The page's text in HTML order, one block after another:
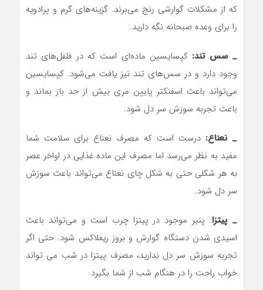
که از مشکلات گوارشی رنج می‌برند. گزینه‌های گرم و پرادویه
را برای وعده صبحانه نگه دارید.
_ سس تند: کپسایسین ماده‌ای است که در فلفل‌های تند
وجود دارد و در سس‌های تند نیز یافت می‌شود. کپسایسین
می‌تواند باعث اسفنکتر پایین مری بیش از حد باز بماند و
باعث تجربه سوزش سر دل شود.
_ نعناع: درست است که مصرف نعناع برای سلامت شما
مفید به نظر می‌رسد اما مصرف این ماده غذایی در اواخر عصر
به هر شکلی حتی به شکل چای نعناع می‌تواند باعث سوزش
سر دل شود.
_‌ پیتزا: پنیر موجود در پیتزا چرب است و می‌تواند باعث
اسیدی شدن دستگاه گوارش و بروز ریفلاکس شود. حتی اگر
تجربه سوزش سر دل ندارید، مصرف پیتزا در شب می تواند
خواب راحت را در هنگام شب از شما بگیرد.